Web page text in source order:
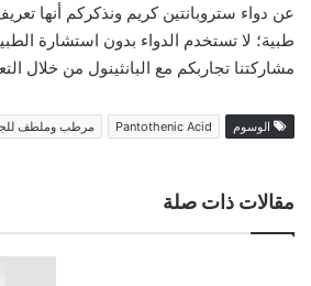
عن دواء ستروبانتين كريم ونذكركم أنها
طبية؛ لا تستخدم الدواء بدون استشارة
مشاركتنا تجاربكم مع البانثينول من خلال
الوسوم Pantothenic Acid مرطب وملطف
مقالات ذات صلة